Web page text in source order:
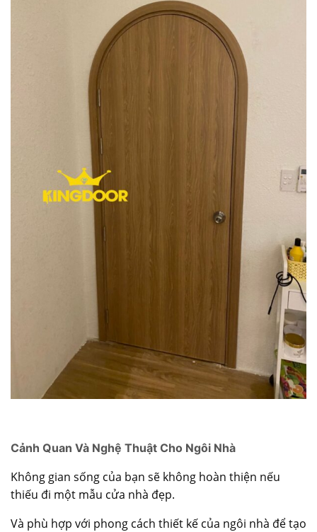
Cảnh Quan Và Nghệ Thuật Cho Ngôi Nhà
Không gian sống của bạn sẽ không hoàn thiện nếu
thiếu đi một mẫu cửa nhà đẹp.
Và phù hợp với phong cách thiết kế của ngôi nhà để tạo